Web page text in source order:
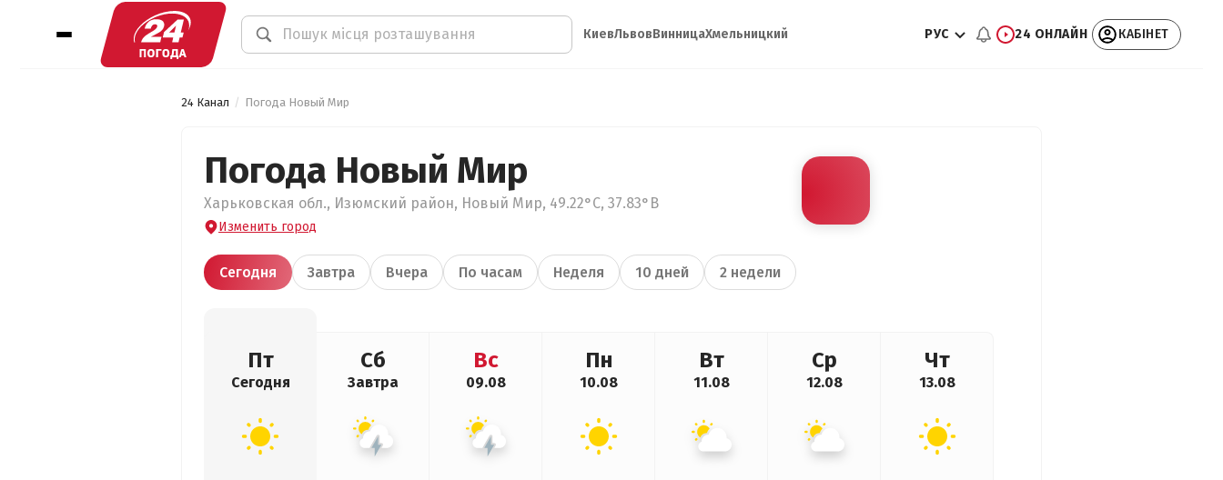
КиевЛьвовВинницаХмельницкий РУС 24 ОНЛАЙН КАБІНЕТ
24 Канал Погода Новый Мир
Погода Новый Мир
Харьковская обл., Изюмский район, Новый Мир, 49.22°С, 37.83°В
Изменить город
Сегодня Завтра Вчера По часам Неделя 10 дней 2 недели
Пт
Сегодня
Сб
Завтра
Вс
09.08
Пн
10.08
Вт
11.08
Ср
12.08
Чт
13.08